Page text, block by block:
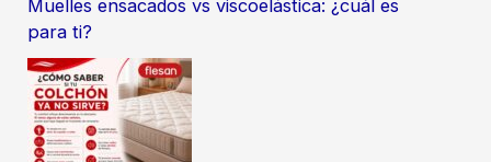
Muelles ensacados vs viscoelástica: ¿cuál es
para ti?